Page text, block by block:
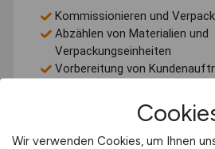
Wir verwenden Cookies, um Ihnen